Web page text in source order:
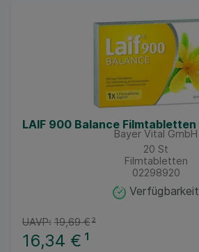
LAIF 900 Balance Filmtabletten
Bayer Vital GmbH
20 St
Filmtabletten
02298920
Verfügbarkeit
16,34 € ¹
UAVP: 19,69 €²